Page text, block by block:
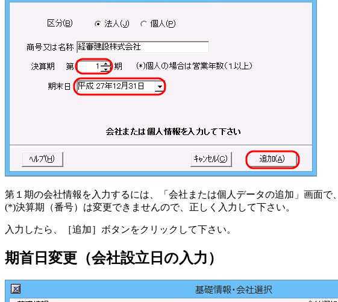
第１期の会社情報を入力するには、「会社または個人データの追加」画面
(*)決算期（番号）は変更できませんので、正しく入力して下さい。
入力したら、［追加］ボタンをクリックして下さい。
期首日変更（会社設立日の入力）